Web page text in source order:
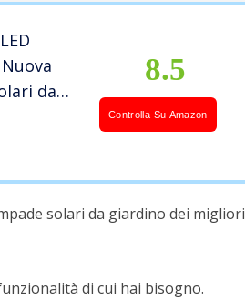
da
8.5
Controlla Su Amazon
solari da giardino dei migliori
di cui hai bisogno.